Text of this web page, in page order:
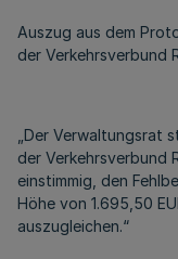
Auszug aus dem
der Verkehrsverbund
„Der Verwaltungsrat
der Verkehrsverbund
einstimmig, den
Höhe von 1.695,50
auszugleichen.“